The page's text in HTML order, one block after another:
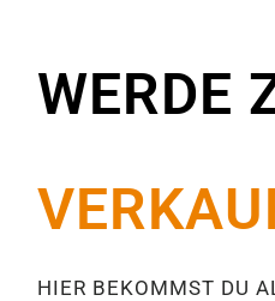
WERDE
HIER BEKOMMST DU